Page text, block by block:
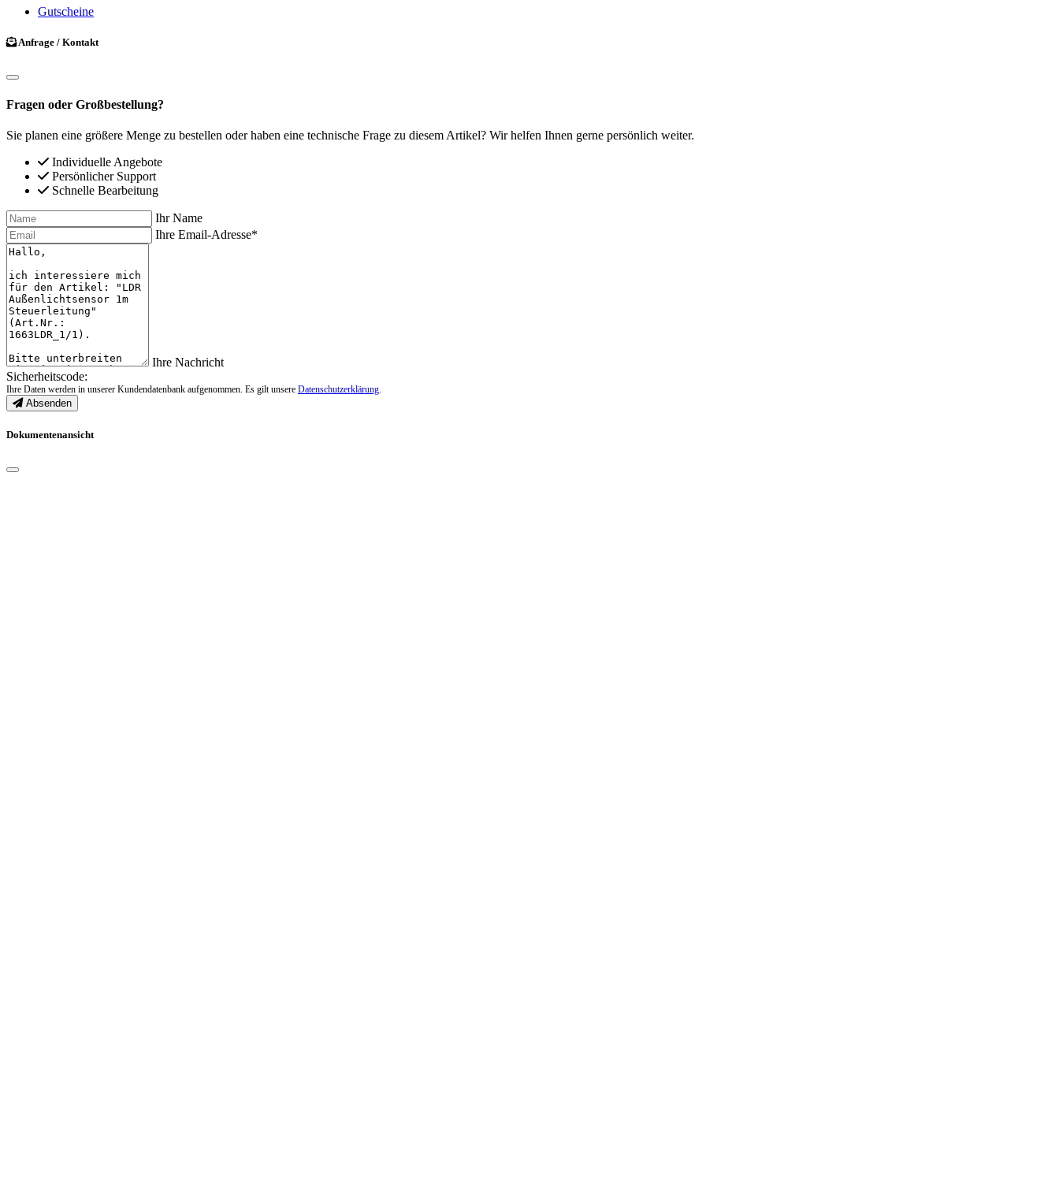
Gutscheine
Anfrage / Kontakt
Fragen oder Großbestellung?
Sie planen eine größere Menge zu bestellen oder haben eine technische Frage zu diesem Artikel? Wir helfen Ihnen gerne persönlich weiter.
Individuelle Angebote
Persönlicher Support
Schnelle Bearbeitung
Ihr Name
Ihre Email-Adresse*
Ihre Nachricht
Sicherheitscode:
Ihre Daten werden in unserer Kundendatenbank aufgenommen. Es gilt unsere Datenschutzerklärung.
Absenden
Dokumentenansicht